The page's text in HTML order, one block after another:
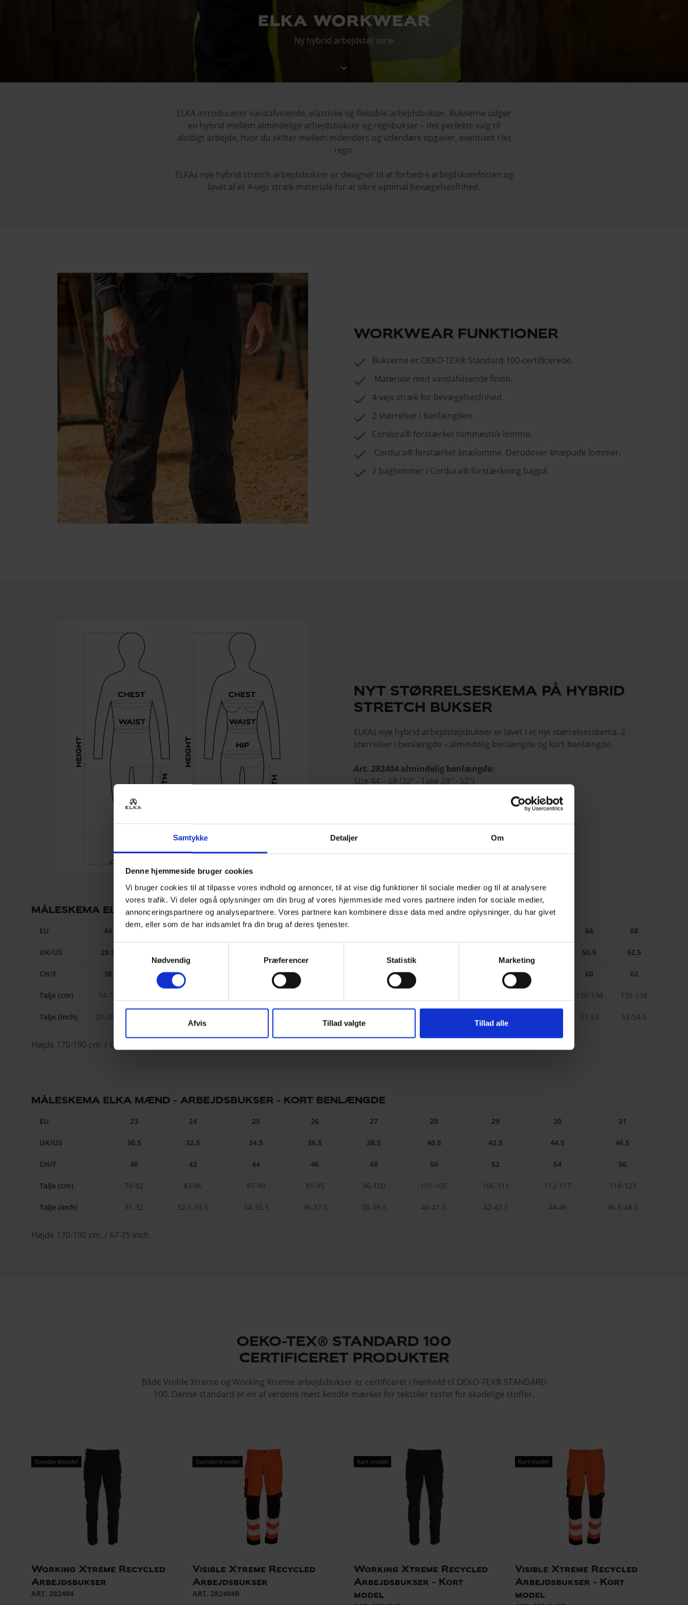
Samtykke Detaljer Om
Denne hjemmeside bruger cookies
Vi bruger cookies til at tilpasse vores indhold og annoncer, til at vise dig funktioner til sociale medier og til at analysere
vores trafik. Vi deler også oplysninger om din brug af vores hjemmeside med vores partnere inden for sociale medier,
annonceringspartnere og analysepartnere. Vores partnere kan kombinere disse data med andre oplysninger, du har givet
dem, eller som de har indsamlet fra din brug af deres tjenester.
Samtykkevalg
Nødvendig
Præferencer Statistik Marketing
Afvis Tillad valgte Tillad alle
keyboard_arrow_down
elka workwear
Ny hybrid arbejdstøj serie
ELKA introducerer vandafvisende, elastiske og fleksible arbejdsbukser. Bukserne udgør
en hybrid mellem almindelige arbejdsbukser og regnbukser – det perfekte valg til
alsidigt arbejde, hvor du skifter mellem indendørs og udendørs opgaver, eventuelt i let
regn.
ELKAs nye hybrid stretch arbejdsbukser er designet til at forbedre arbejdskomforten og
lavet af et 4-vejs stræk-materiale for at sikre optimal bevægelsesfrihed.
WORKWEAR FUNKTIONER
check Bukserne er OEKO-TEX® Standard 100-certificerede.
check Materiale med vandafvisende finish.
check 4-vejs stræk for bevægelsesfrihed.
check 2 størrelser i benlængden.
check Cordura® forstærket tommestok lomme.
check Cordura® forstærket knælomme. Derudover knæpude lommer.
check 2 baglommer i Cordura® forstærkning bagpå
NYT STØRRELSESKEMA PÅ HYBRID
STRETCH BUKSER
ELKAs nye hybrid arbejdstøjsbukser er lavet i et nyt størrelsesskema. 2
størrelser i benlængde – almindelig benlængde og kort benlængde.
Art. 282404 almindelig benlængde:
Size 44 – 68 (32" - Talje 28" - 52")
MÅLESKEMA ELKA MÆND - ARBEJDSBUKSER - NORMAL BENLÆNGDE
EU 44 46 48 50 52 54 66 68
UK/US 28.5 50.5 52.5
CH/F 38 46 52 60 62
Talje (cm) 74-78 130-134 135-138
Talje (inch) 29-30.5 51-53 53-54.5
Højde 170-190 cm. / 67-75 inch.
MÅLESKEMA ELKA MÆND - ARBEJDSBUKSER - KORT BENLÆNGDE
EU 23 24 25 26 27 28 29 30 31
UK/US 30.5 32.5 34.5 36.5 38.5 40.5 42.5 44.5 46.5
CH/F 40 42 44 46 48 50 52 54 56
Talje (cm) 79-82 83-86 87-90 81-95 96-100 101-105 106-111 112-117 118-123
Talje (inch) 31-32 32.5-33.5 34-35.5 36-37.5 38-39.5 40-41.5 42-43.5 44-46 46.5-48.5
Højde 170-190 cm. / 67-75 inch.
OEKO-TEX® STANDARD 100
CERTIFICERET PRODUKTER
Både Visible Xtreme og Working Xtreme arbejdsbukser er certificeret i henhold til OEKO-TEX® STANDARD
100. Denne standard er en af verdens mest kendte mærker for tekstiler testet for skadelige stoffer.
Standardmodel
Working Xtreme Recycled
Arbejdsbukser
ART. 282404
Standardmodel
Visible Xtreme Recycled
Arbejdsbukser
ART. 282404R
Kort model
Working Xtreme Recycled
Arbejdsbukser - Kort
model
Kort model
Visible Xtreme Recycled
Arbejdsbukser - Kort
model